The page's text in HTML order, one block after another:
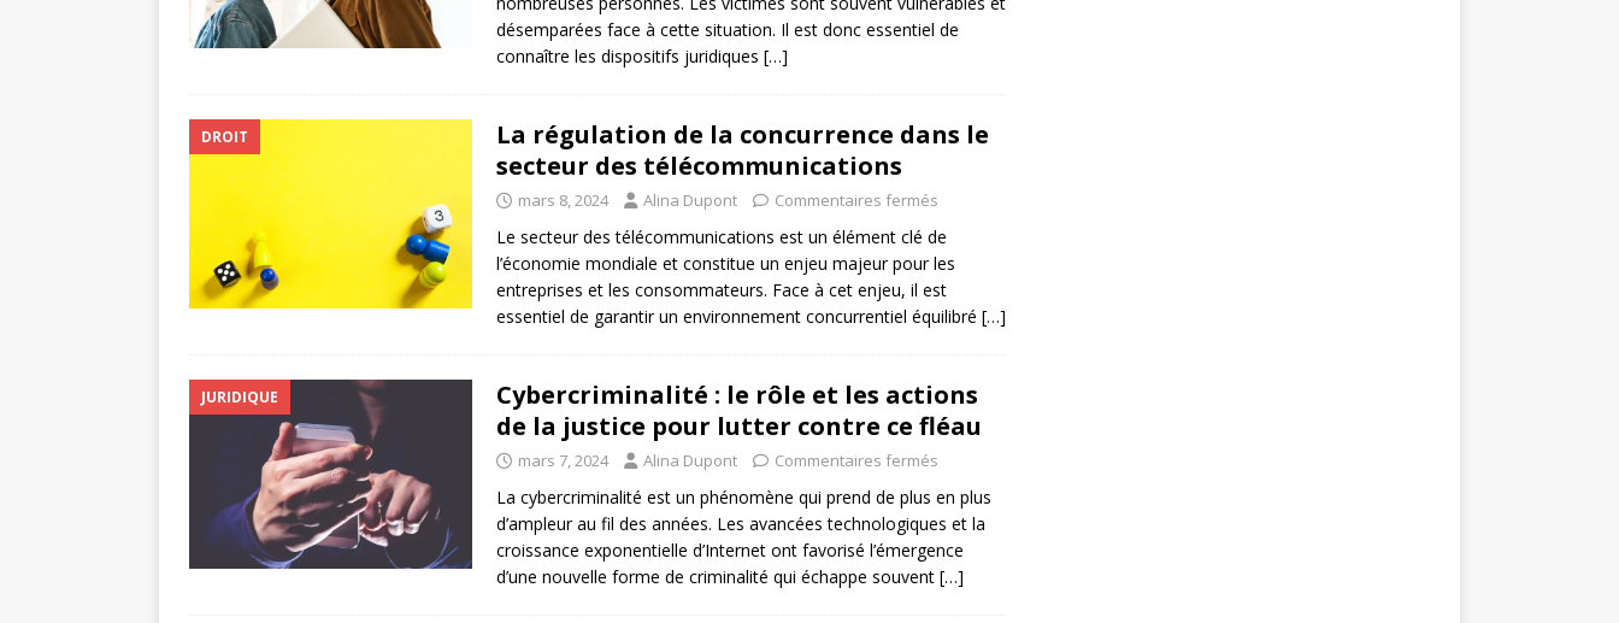
désemparées face à cette situation. Il est donc essentiel de
connaître les dispositifs juridiques […]
DROIT
La régulation de la concurrence dans le
secteur des télécommunications
mars 8, 2024 Alina Dupont Commentaires fermés
Le secteur des télécommunications est un élément clé de
l’économie mondiale et constitue un enjeu majeur pour les
entreprises et les consommateurs. Face à cet enjeu, il est
essentiel de garantir un environnement concurrentiel équilibré […]
JURIDIQUE
Cybercriminalité : le rôle et les actions
de la justice pour lutter contre ce fléau
mars 7, 2024 Alina Dupont Commentaires fermés
La cybercriminalité est un phénomène qui prend de plus en plus
d’ampleur au fil des années. Les avancées technologiques et la
croissance exponentielle d’Internet ont favorisé l’émergence
d’une nouvelle forme de criminalité qui échappe souvent […]